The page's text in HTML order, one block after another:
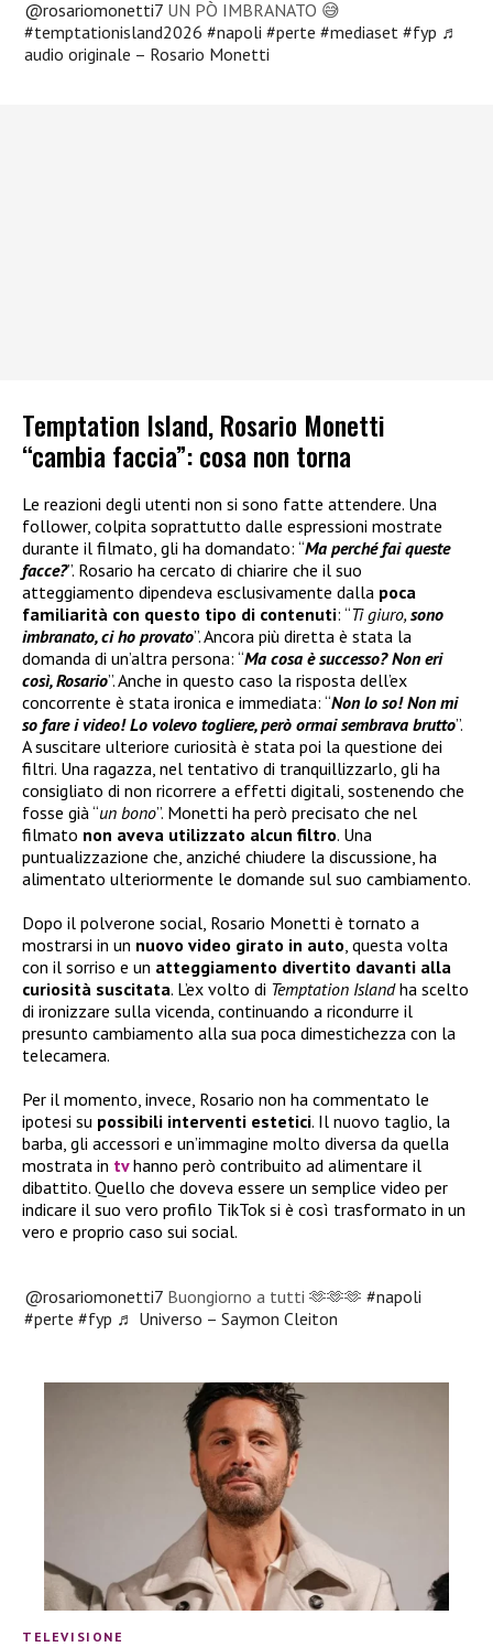
@rosariomonetti7 UN PÒ IMBRANATO 😅
#temptationisland2026 #napoli #perte #mediaset #fyp ♬
audio originale – Rosario Monetti
Temptation Island, Rosario Monetti
“cambia faccia”: cosa non torna
Le reazioni degli utenti non si sono fatte attendere. Una
follower, colpita soprattutto dalle espressioni mostrate
durante il filmato, gli ha domandato: “Ma perché fai queste
facce?”. Rosario ha cercato di chiarire che il suo
atteggiamento dipendeva esclusivamente dalla poca
familiarità con questo tipo di contenuti: “Ti giuro, sono
imbranato, ci ho provato”. Ancora più diretta è stata la
domanda di un’altra persona: “Ma cosa è successo? Non eri
così, Rosario”. Anche in questo caso la risposta dell’ex
concorrente è stata ironica e immediata: “Non lo so! Non mi
so fare i video! Lo volevo togliere, però ormai sembrava brutto”.
A suscitare ulteriore curiosità è stata poi la questione dei
filtri. Una ragazza, nel tentativo di tranquillizzarlo, gli ha
consigliato di non ricorrere a effetti digitali, sostenendo che
fosse già “un bono”. Monetti ha però precisato che nel
filmato non aveva utilizzato alcun filtro. Una
puntualizzazione che, anziché chiudere la discussione, ha
alimentato ulteriormente le domande sul suo cambiamento.
Dopo il polverone social, Rosario Monetti è tornato a
mostrarsi in un nuovo video girato in auto, questa volta
con il sorriso e un atteggiamento divertito davanti alla
curiosità suscitata. L’ex volto di Temptation Islandha scelto
di ironizzare sulla vicenda, continuando a ricondurre il
presunto cambiamento alla sua poca dimestichezza con la
telecamera.
Per il momento, invece, Rosario non ha commentato le
ipotesi su possibili interventi estetici. Il nuovo taglio, la
barba, gli accessori e un’immagine molto diversa da quella
mostrata in tvhanno però contribuito ad alimentare il
dibattito. Quello che doveva essere un semplice video per
indicare il suo vero profilo TikTok si è così trasformato in un
vero e proprio caso sui social.
@rosariomonetti7 Buongiorno a tutti 🫶🫶🫶#napoli
#perte #fyp ♬ Universo – Saymon Cleiton
TELEVISIONE